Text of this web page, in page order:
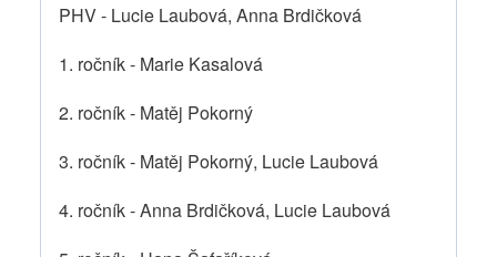
PHV - Lucie Laubová, Anna Brdičková
1. ročník - Marie Kasalová
2. ročník - Matěj Pokorný
3. ročník - Matěj Pokorný, Lucie Laubová
4. ročník - Anna Brdičková, Lucie Laubová